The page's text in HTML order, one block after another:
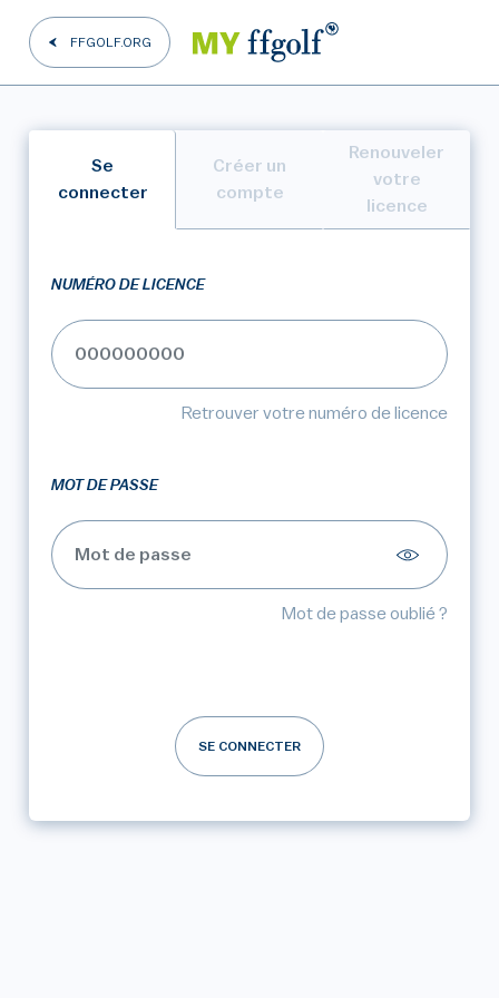
FFGOLF.ORG
Se
connecter
Créer un
compte
Renouveler
votre
licence
NUMÉRO DE LICENCE
Retrouver votre numéro de licence
MOT DE PASSE
Mot de passe oublié ?
SE CONNECTER